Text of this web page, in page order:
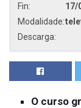
Fin: 17/
Modalidade:
Descarga:
O curso